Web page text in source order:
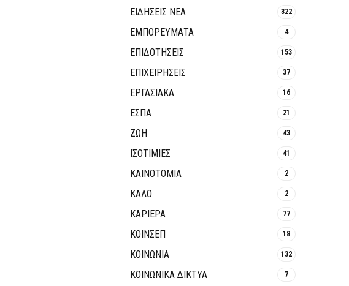
ΕΙΔΗΣΕΙΣ ΝΕΑ 322
ΕΜΠΟΡΕΥΜΑΤΑ 4
ΕΠΙΔΟΤΗΣΕΙΣ 153
ΕΠΙΧΕΙΡΗΣΕΙΣ 37
ΕΡΓΑΣΙΑΚΑ 16
ΕΣΠΑ 21
ΖΩΗ 43
ΙΣΟΤΙΜΙΕΣ 41
ΚΑΙΝΟΤΟΜΊΑ 2
ΚΑΛΟ 2
ΚΑΡΙΕΡΑ 77
ΚΟΙΝΣΕΠ 18
ΚΟΙΝΩΝΙΑ 132
ΚΟΙΝΩΝΙΚΆ ΔΊΚΤΥΑ 7